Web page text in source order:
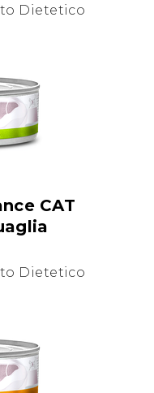
Dietetico
CAT
Dietetico